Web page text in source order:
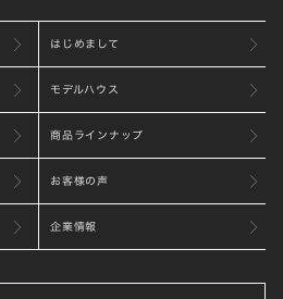
はじめまして
モデルハウス
商品ラインナップ
お客様の声
企業情報